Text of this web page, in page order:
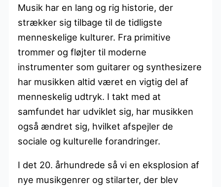
Musik har en lang og rig historie, der
strækker sig tilbage til de tidligste
menneskelige kulturer. Fra primitive
trommer og fløjter til moderne
instrumenter som guitarer og synthesizere
har musikken altid været en vigtig del af
menneskelig udtryk. I takt med at
samfundet har udviklet sig, har musikken
også ændret sig, hvilket afspejler de
sociale og kulturelle forandringer.
I det 20. århundrede så vi en eksplosion af
nye musikgenrer og stilarter, der blev